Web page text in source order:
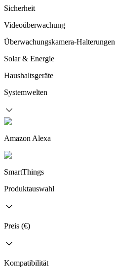
Sicherheit
Videoüberwachung
Überwachungskamera-Halterungen
Solar & Energie
Haushaltsgeräte
Systemwelten
Amazon Alexa
SmartThings
Produktauswahl
Preis (€)
Kompatibilität